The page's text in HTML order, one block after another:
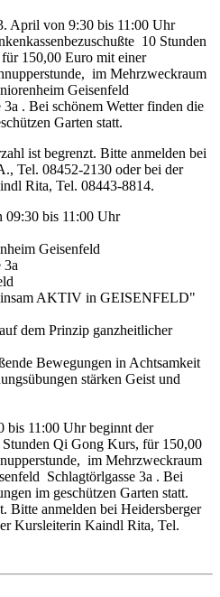
April von 9:30 bis 11:00 Uhr
10 Stunden
150,00 Euro mit einer
im Mehrzweckraum
Geisenfeld
3a . Bei schönem Wetter finden die
Garten statt.
ist begrenzt. Bitte anmelden bei
Tel. 08452-2130 oder bei der
Rita, Tel. 08443-8814.
09:30 bis 11:00 Uhr
Geisenfeld
3a
AKTIV in GEISENFELD"
dem Prinzip ganzheitlicher
Bewegungen in Achtsamkeit
stärken Geist und
11:00 Uhr beginnt der
Qi Gong Kurs, für 150,00
im Mehrzweckraum
Schlagtörlgasse 3a . Bei
im geschützen Garten statt.
Bitte anmelden bei Heidersberger
Kursleiterin Kaindl Rita, Tel.